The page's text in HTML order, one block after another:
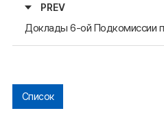
PREV
Список